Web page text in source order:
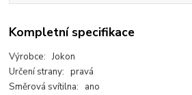
Kompletní specifikace
Výrobce: Jokon
Určení strany: pravá
Směrová svítilna: ano